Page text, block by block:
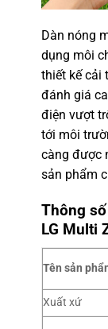
Dàn nóng
dụng môi
thiết kế cải
đánh giá
điện vượt
tới môi
càng được
sản phẩm
Thông
LG Multi
Tên sản
Xuất xứ